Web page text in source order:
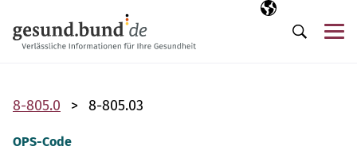
Seçili dil
TR
Arama
8-805.0 8-805.03
OPS-Code